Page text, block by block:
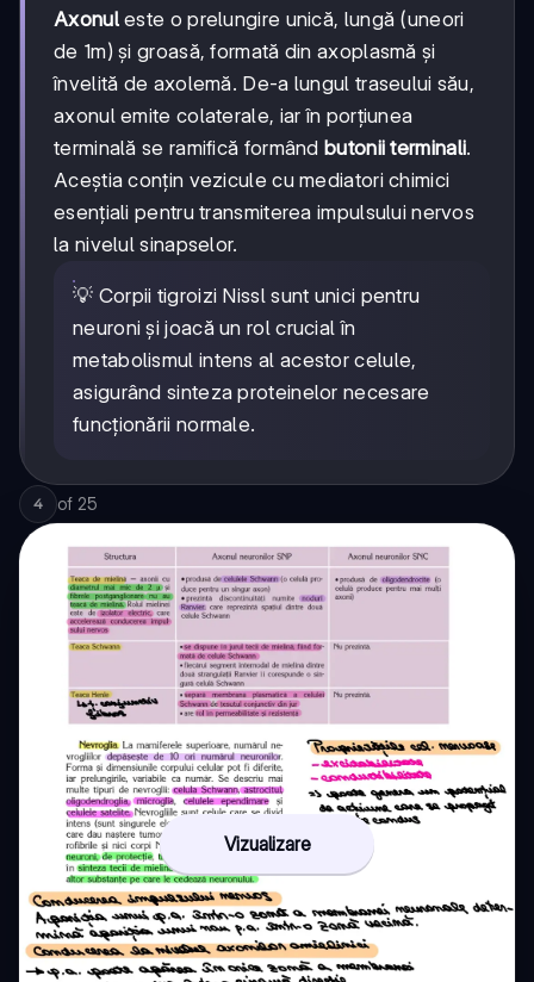
Axonuleste o prelungire unică, lungă (uneori
de 1m) și groasă, formată din axoplasmă și
învelită de axolemă. De-a lungul traseului său,
axonul emite colaterale, iar în porțiunea
terminală se ramifică formândbutonii terminali.
Aceștia conțin vezicule cu mediatori chimici
esențiali pentru transmiterea impulsului nervos
la nivelul sinapselor.
💡 Corpii tigroizi Nissl sunt unici pentru
neuroni și joacă un rol crucial în
metabolismul intens al acestor celule,
asigurând sinteza proteinelor necesare
funcționării normale.
4 of 25
Vizualizare